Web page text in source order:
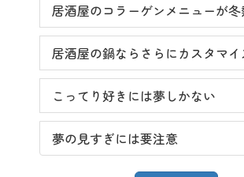
居酒屋のコラーゲンメニューが冬
居酒屋の鍋ならさらにカスタマ
こってり好きには夢しかない
夢の見すぎには要注意